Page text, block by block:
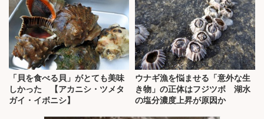
「貝を食べる貝」がとても美味
しかった 【アカニシ・ツメタ
ガイ・イボニシ】
ウナギ漁を悩ませる「意外な生
き物」の正体はフジツボ 湖水
の塩分濃度上昇が原因か